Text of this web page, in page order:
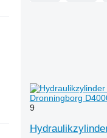
Dronningborg
9